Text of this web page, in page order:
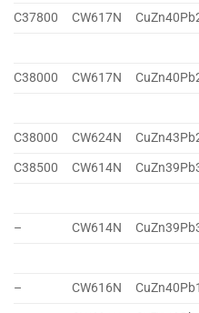
C37800
CW617N
C38000 CW617N
C38000 CW624N
C38500
CW614N
– CW614N
– CW616N